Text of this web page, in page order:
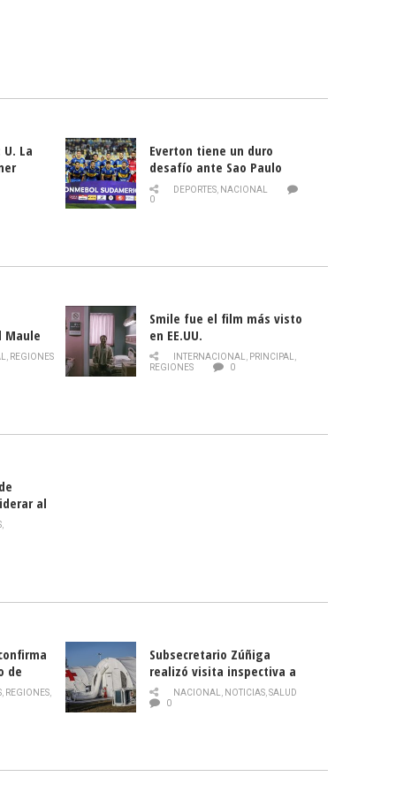
La
Everton tiene un duro
desafío ante Sao Paulo
DEPORTES, NACIONAL
0
Maule
de la
, REGIONES
Smile fue el film más visto
en EE.UU.
INTERNACIONAL, PRINCIPAL,
REGIONES
0
al
,
de
, REGIONES,
Subsecretario Zúñiga
realizó visita inspectiva a
Hospital Modular Sótero del
Río
NACIONAL, NOTICIAS,SALUD
0